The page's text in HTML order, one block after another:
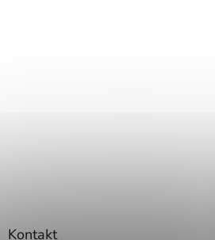
Kontakt